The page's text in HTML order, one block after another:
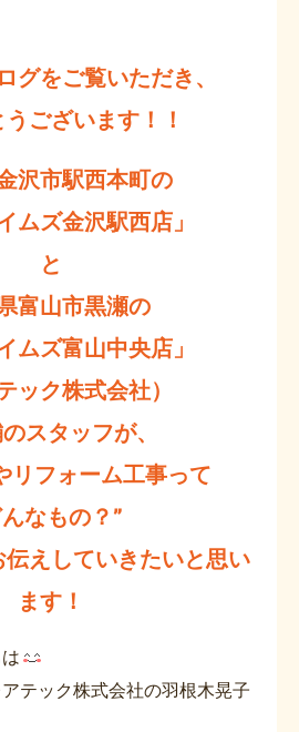
グをご覧いただき、
ございます！！
沢市駅西本町の
ムズ金沢駅西店」
と
富山市黒瀬の
ムズ富山中央店」
ック株式会社）
スタッフが、
リフォーム工事って
なもの？”
えしていきたいと思い
ます！
テック株式会社の羽根木晃子